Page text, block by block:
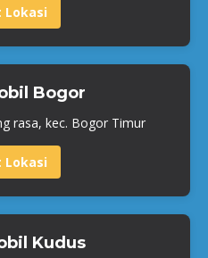
Lokasi
Bogor
rasa, kec. Bogor Timur
Lokasi
Kudus